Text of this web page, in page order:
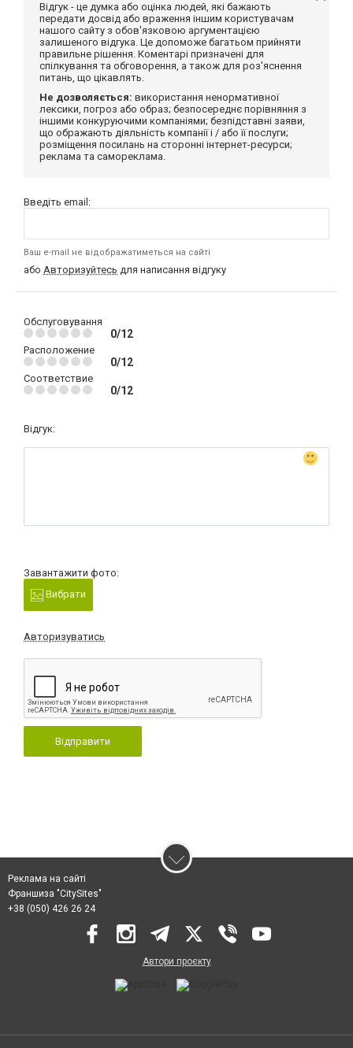
Відгук - це думка або оцінка людей, які бажають
передати досвід або враження іншим користувачам
нашого сайту з обов'язковою аргументацією
залишеного відгука. Це допоможе багатьом прийняти
правильне рішення. Коментарі призначені для
спілкування та обговорення, а також для роз'яснення
питань, що цікавлять.
Не дозволяється: використання ненормативної
лексики, погроз або образ; безпосереднє порівняння з
іншими конкуруючими компаніями; безпідставні заяви,
що ображають діяльність компанії і / або її послуги;
розміщення посилань на сторонні інтернет-ресурси;
реклама та самореклама.
Введіть email:
Ваш e-mail не відображатиметься на сайті
або Авторизуйтесь для написання відгуку
Обслуговування
0/12
Расположение
0/12
Соответствие
0/12
Відгук:
Завантажити фото:
Вибрати
Авторизуватись
Відправити
Реклама на сайті
Франшиза "CitySites"
+38 (050) 426 26 24
Автори проєкту